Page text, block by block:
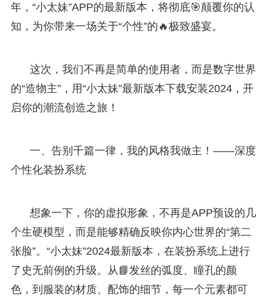
年，“小太妹”APP的最新版本，将彻底🎯颠覆你的认
知，为你带来一场关于“个性”的🔥极致盛宴。
这次，我们不再是简单的使用者，而是数字世界
的“造物主”，用“小太妹”最新版本下载安装2024，开
启你的潮流创造之旅！
一、告别千篇一律，我的风格我做主！——深度
个性化装扮系统
想象一下，你的虚拟形象，不再是APP预设的几
个生硬模型，而是能够精确反映你内心世界的“第二
张脸”。“小太妹”2024最新版本，在装扮系统上进行
了史无前例的升级。从📘发丝的弧度、瞳孔的颜
色，到服装的材质、配饰的细节，每一个元素都可